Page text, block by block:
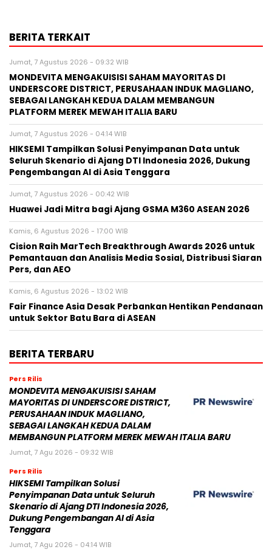
BERITA TERKAIT
Jumat, 7 Agustus 2026 - 09:32 WIB
MONDEVITA MENGAKUISISI SAHAM MAYORITAS DI
UNDERSCORE DISTRICT, PERUSAHAAN INDUK MAGLIANO,
SEBAGAI LANGKAH KEDUA DALAM MEMBANGUN
PLATFORM MEREK MEWAH ITALIA BARU
Jumat, 7 Agustus 2026 - 04:14 WIB
HIKSEMI Tampilkan Solusi Penyimpanan Data untuk
Seluruh Skenario di Ajang DTI Indonesia 2026, Dukung
Pengembangan AI di Asia Tenggara
Jumat, 7 Agustus 2026 - 00:42 WIB
Huawei Jadi Mitra bagi Ajang GSMA M360 ASEAN 2026
Kamis, 6 Agustus 2026 - 17:00 WIB
Cision Raih MarTech Breakthrough Awards 2026 untuk
Pemantauan dan Analisis Media Sosial, Distribusi Siaran
Pers, dan AEO
Kamis, 6 Agustus 2026 - 13:02 WIB
Fair Finance Asia Desak Perbankan Hentikan Pendanaan
untuk Sektor Batu Bara di ASEAN
BERITA TERBARU
Pers Rilis
MONDEVITA MENGAKUISISI SAHAM
MAYORITAS DI UNDERSCORE DISTRICT,
PERUSAHAAN INDUK MAGLIANO,
SEBAGAI LANGKAH KEDUA DALAM
MEMBANGUN PLATFORM MEREK MEWAH ITALIA BARU
Jumat, 7 Agu 2026 - 09:32 WIB
Pers Rilis
HIKSEMI Tampilkan Solusi
Penyimpanan Data untuk Seluruh
Skenario di Ajang DTI Indonesia 2026,
Dukung Pengembangan AI di Asia
Tenggara
Jumat, 7 Agu 2026 - 04:14 WIB